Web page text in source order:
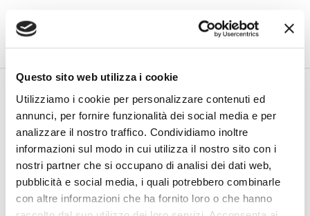
Questo sito web utilizza i cookie
Utilizziamo i cookie per personalizzare contenuti ed
annunci, per fornire funzionalità dei social media e per
analizzare il nostro traffico. Condividiamo inoltre
informazioni sul modo in cui utilizza il nostro sito con i
nostri partner che si occupano di analisi dei dati web,
pubblicità e social media, i quali potrebbero combinarle
con altre informazioni che ha fornito loro o che hanno
LEGGI TUTTO
DAL TERRORISMO
AMBIENTALISTA A QUELLO
MEDIATICO-SANITARIO
17 SETTEMBRE 2020